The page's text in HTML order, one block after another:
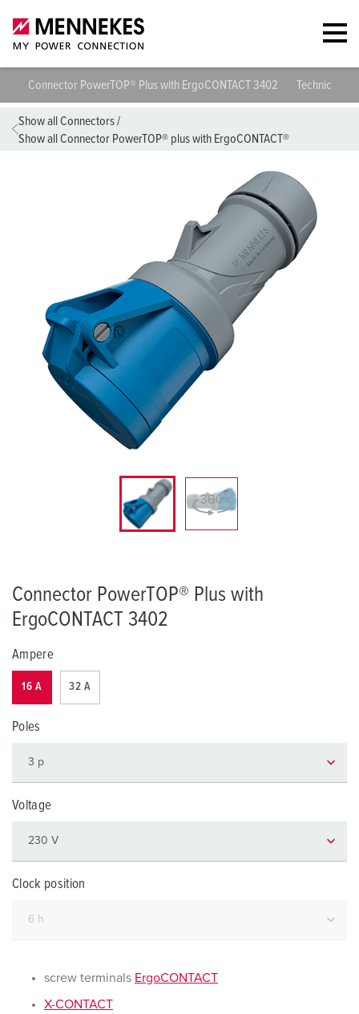
Connector PowerTOP® Plus with ErgoCONTACT 3402 Technical
Show all Connectors/
Show all Connector PowerTOP® plus with ErgoCONTACT®
Connector PowerTOP® Plus with
ErgoCONTACT 3402
Ampere
16 A 32 A
Poles
Voltage
Clock position
screw terminals ErgoCONTACT
X-CONTACT